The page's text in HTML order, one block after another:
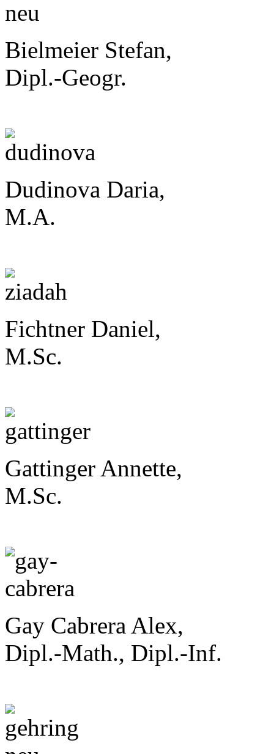
Bielmeier Stefan,
Dipl.-Geogr.
Dudinova Daria,
M.A.
Fichtner Daniel,
M.Sc.
Gattinger Annette,
M.Sc.
Gay Cabrera Alex,
Dipl.-Math., Dipl.-Inf.